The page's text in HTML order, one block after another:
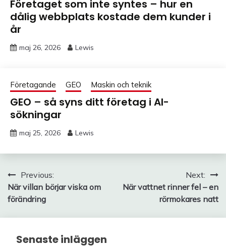
Företaget som inte syntes – hur en
dålig webbplats kostade dem kunder i
år
maj 26, 2026 Lewis
Företagande GEO Maskin och teknik
GEO – så syns ditt företag i AI-
sökningar
maj 25, 2026 Lewis
Inläggsnavigering
Previous:
När villan börjar viska om
förändring
Next:
När vattnet rinner fel – en
rörmokares natt
Senaste inläggen